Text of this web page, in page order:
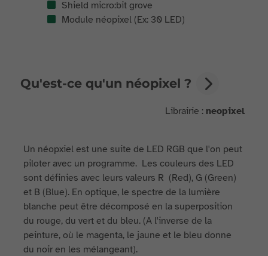
Shield micro:bit grove
Module néopixel (Ex: 30 LED)
Qu'est-ce qu'un néopixel ?
Librairie : neopixel
Un néopxiel est une suite de LED RGB que l'on peut
piloter avec un programme. Les couleurs des LED
sont définies avec leurs valeurs R (Red), G (Green)
et B (Blue). En optique, le spectre de la lumière
blanche peut être décomposé en la superposition
du rouge, du vert et du bleu. (A l'inverse de la
peinture, où le magenta, le jaune et le bleu donne
du noir en les mélangeant).